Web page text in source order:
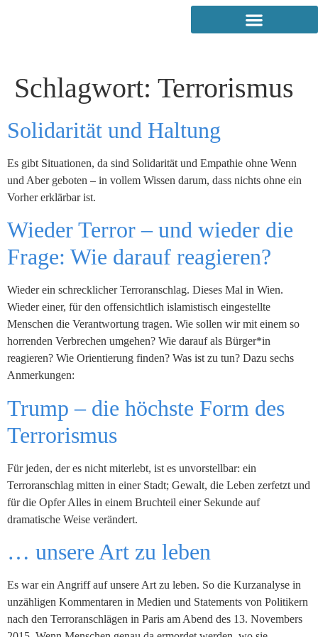
Schlagwort: Terrorismus
Solidarität und Haltung
Es gibt Situationen, da sind Solidarität und Empathie ohne Wenn
und Aber geboten – in vollem Wissen darum, dass nichts ohne ein
Vorher erklärbar ist.
Wieder Terror – und wieder die
Frage: Wie darauf reagieren?
Wieder ein schrecklicher Terroranschlag. Dieses Mal in Wien.
Wieder einer, für den offensichtlich islamistisch eingestellte
Menschen die Verantwortung tragen. Wie sollen wir mit einem so
horrenden Verbrechen umgehen? Wie darauf als Bürger*in
reagieren? Wie Orientierung finden? Was ist zu tun? Dazu sechs
Anmerkungen:
Trump – die höchste Form des
Terrorismus
Für jeden, der es nicht miterlebt, ist es unvorstellbar: ein
Terroranschlag mitten in einer Stadt; Gewalt, die Leben zerfetzt und
für die Opfer Alles in einem Bruchteil einer Sekunde auf
dramatische Weise verändert.
… unsere Art zu leben
Es war ein Angriff auf unsere Art zu leben. So die Kurzanalyse in
unzähligen Kommentaren in Medien und Statements von Politikern
nach den Terroranschlägen in Paris am Abend des 13. Novembers